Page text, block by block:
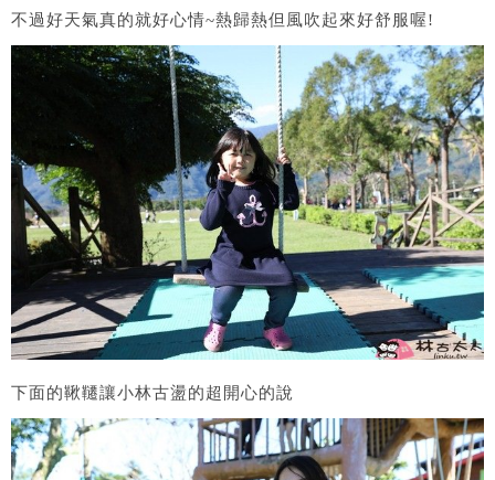
不過好天氣真的就好心情~熱歸熱但風吹起來好舒服喔!
下面的鞦韆讓小林古盪的超開心的說